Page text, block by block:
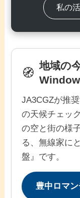
私の
🧭 地域の
Window
JA3CGZが推
の天候チェッ
の空と街の様
る、無線家に
盤』です。
豊中ロマ